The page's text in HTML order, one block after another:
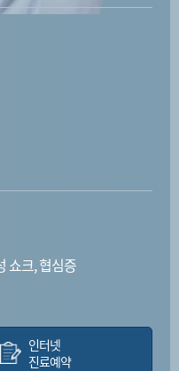
쇼크, 협심증
인터넷
진료예약